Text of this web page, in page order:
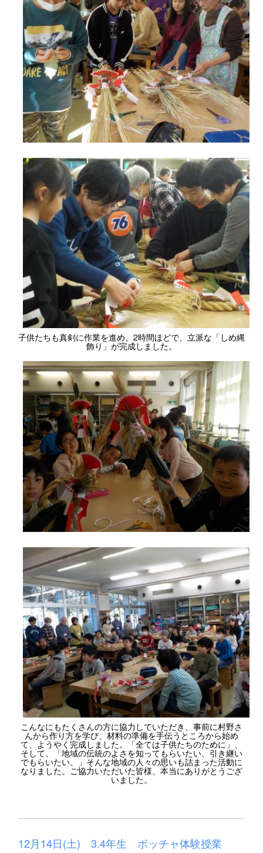
子供たちも真剣に作業を進め、2時間ほどで、立派な「しめ縄
飾り」が完成しました。
こんなにもたくさんの方に協力していただき、事前に村野さ
んから作り方を学び、材料の準備を手伝うところから始め
て、ようやく完成しました。「全ては子供たちのために」、
そして、「地域の伝統のよさを知ってもらいたい、引き継い
でもらいたい。」そんな地域の人々の思いも詰まった活動に
なりました。ご協力いただいた皆様、本当にありがとうござ
いました。
12月14日(土) 3.4年生 ボッチャ体験授業